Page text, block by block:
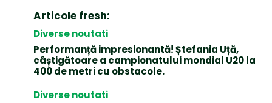
Articole fresh:
Diverse noutati
Performanță impresionantă! Ștefania Uță,
câștigătoare a campionatului mondial U20 la
400 de metri cu obstacole.
Diverse noutati